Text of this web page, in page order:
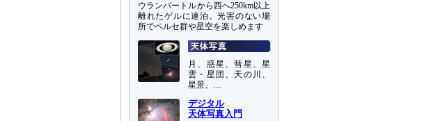
ウランバートルから西へ250km以上
離れたゲルに連泊。光害のない場
所でペルセ群や星空を楽しめます
月、惑星、彗星、星
雲・星団、天の川、
星景、…
デジタル
天体写真入門